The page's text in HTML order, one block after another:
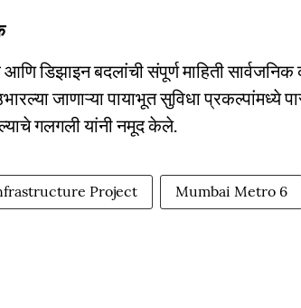
डिझाइन बदलांची संपूर्ण माहिती
जाणाऱ्या पायाभूत सुविधा प्रकल्पांमध्ये
गलगली यांनी नमूद केले.
Project Mumbai Metro 6